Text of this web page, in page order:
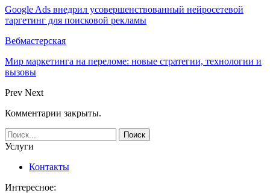
Google Ads внедрил усовершенствованный нейросетевой
таргетинг для поисковой рекламы
Вебмастерская
Мир маркетинга на переломе: новые стратегии, технологии и
вызовы
Prev Next
Комментарии закрыты.
Услуги
Контакты
Интересное: